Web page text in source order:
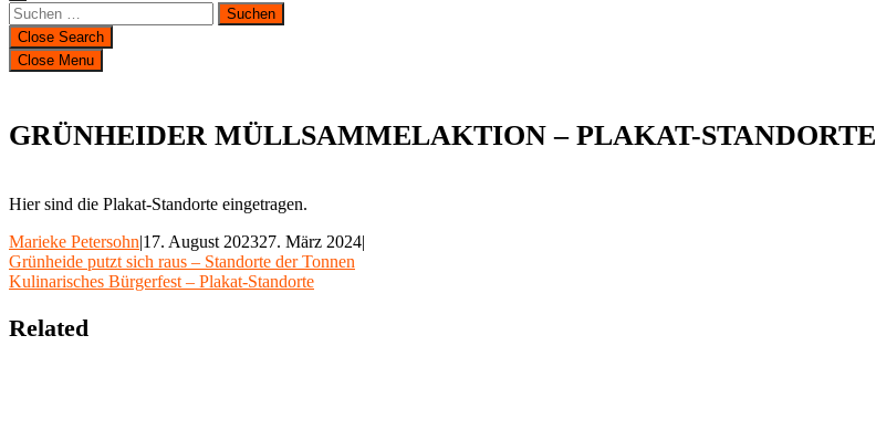
Suchen
nach:
Close Search
Close Menu
GRÜNHEIDER MÜLLSAMMELAKTION – PLAKAT-STANDORTE
Hier sind die Plakat-Standorte eingetragen.
Marieke Petersohn|17. August 202327. März 2024|
Beitragsnavigation
Grünheide putzt sich raus – Standorte der Tonnen
Kulinarisches Bürgerfest – Plakat-Standorte
Related